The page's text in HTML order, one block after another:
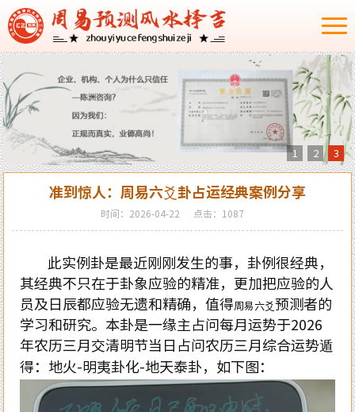
1 2 3
准到惊人：周易六爻卦占运经典案例分享
时间：2026-04-22 点击：1087
此实例卦是最近刚刚发生的事，卦例很经典，
其经典不只在于卦象应验的精准，更加把应验的人
员及日辰都应验无遗和精确，值得周易六爻预测者的
学习和研究。本卦是一缘主占问每月运势于2026
年农历三月交清明节当日占问农历三月综合运势遁
得：地火-明夷卦化-地天泰卦，如下图：